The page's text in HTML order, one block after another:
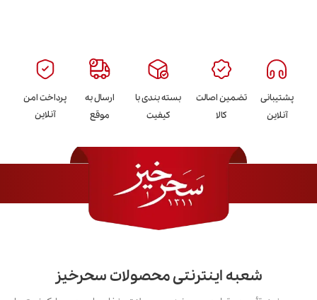
پشتیبانی
آنلاین
تضمین اصالت
کالا
بسته بندی با
کیفیت
ارسال به
موقع
پرداخت امن
آنلاین
شعبه اینترنتی محصولات سحرخیز